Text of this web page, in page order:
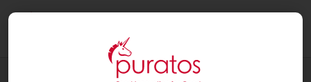
RECEPTURY